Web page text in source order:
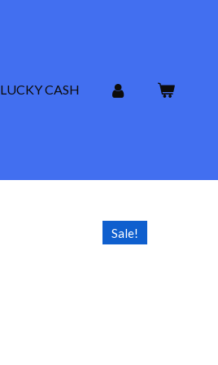
LUCKY CASH
Sale!